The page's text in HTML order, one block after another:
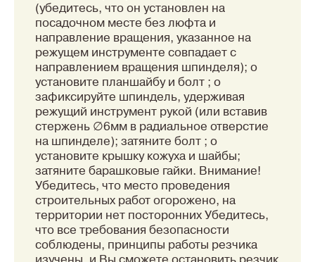
(убедитесь, что он установлен на
посадочном месте без люфта и
направление вращения, указанное на
режущем инструменте совпадает с
направлением вращения шпинделя); o
установите планшайбу и болт ; o
зафиксируйте шпиндель, удерживая
режущий инструмент рукой (или вставив
стержень ∅6мм в радиальное отверстие
на шпинделе); затяните болт ; o
установите крышку кожуха и шайбы;
затяните барашковые гайки. Внимание!
Убедитесь, что место проведения
строительных работ огорожено, на
территории нет посторонних Убедитесь,
что все требования безопасности
соблюдены, принципы работы резчика